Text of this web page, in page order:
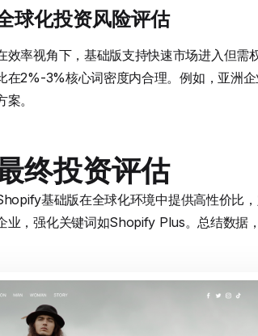
球化投资风险评估
效率视角下，基础版支持快速市场进入但需
在2%-3%核心词密度内合理。例如，亚洲
案。
终投资评估
基础版在全球化环境中提供高性价比
业，强化关键词如Shopify Plus。总结数据